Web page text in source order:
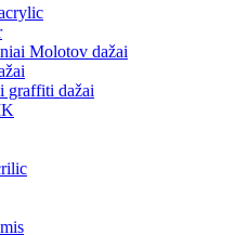
Molotov dažai
graffiti dažai